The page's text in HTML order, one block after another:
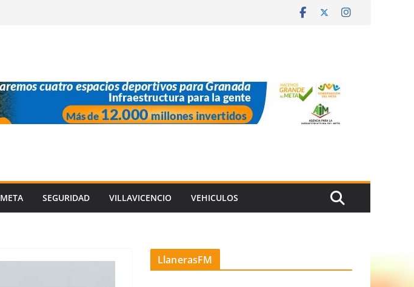
META SEGURIDAD VILLAVICENCIO VEHICULOS
LlanerasFM